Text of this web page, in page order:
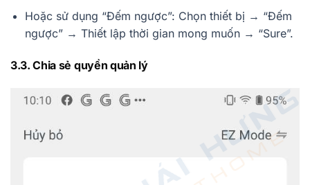
Hoặc sử dụng “Đếm ngược”: Chọn thiết bị → “Đếm
ngược” → Thiết lập thời gian mong muốn → “Sure”.
3.3. Chia sẻ quyền quản lý